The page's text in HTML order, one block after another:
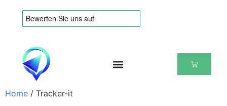
Home / Tracker-it